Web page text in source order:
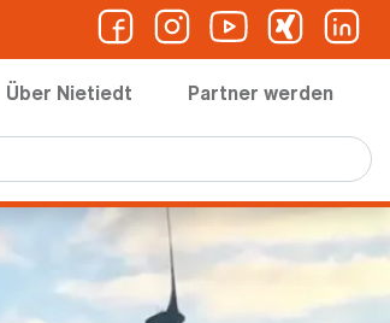
Über Nietiedt Partner werden